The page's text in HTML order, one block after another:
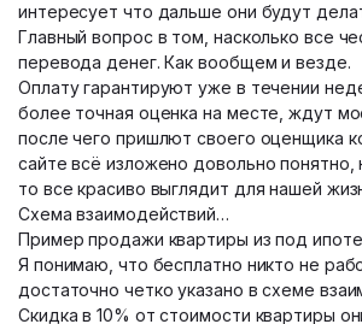
интересует что дальше они будут
Главный вопрос в том, насколько все
перевода денег. Как вообщем и везде.
Оплату гарантируют уже в течении
более точная оценка на месте, ждут
после чего пришлют своего оценщика
сайте всё изложено довольно понятно,
то все красиво выглядит для нашей
Схема взаимодействий…
Пример продажи квартиры из под
Я понимаю, что бесплатно никто не
достаточно четко указано в схеме
Скидка в 10% от стоимости квартиры